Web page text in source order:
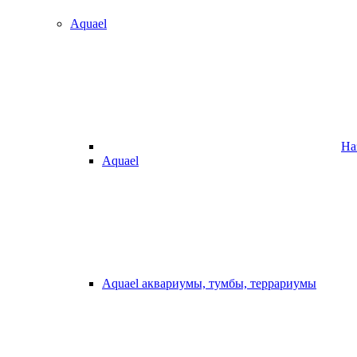
Aquael
Aquael
Aquael аквариумы, тумбы, террариумы